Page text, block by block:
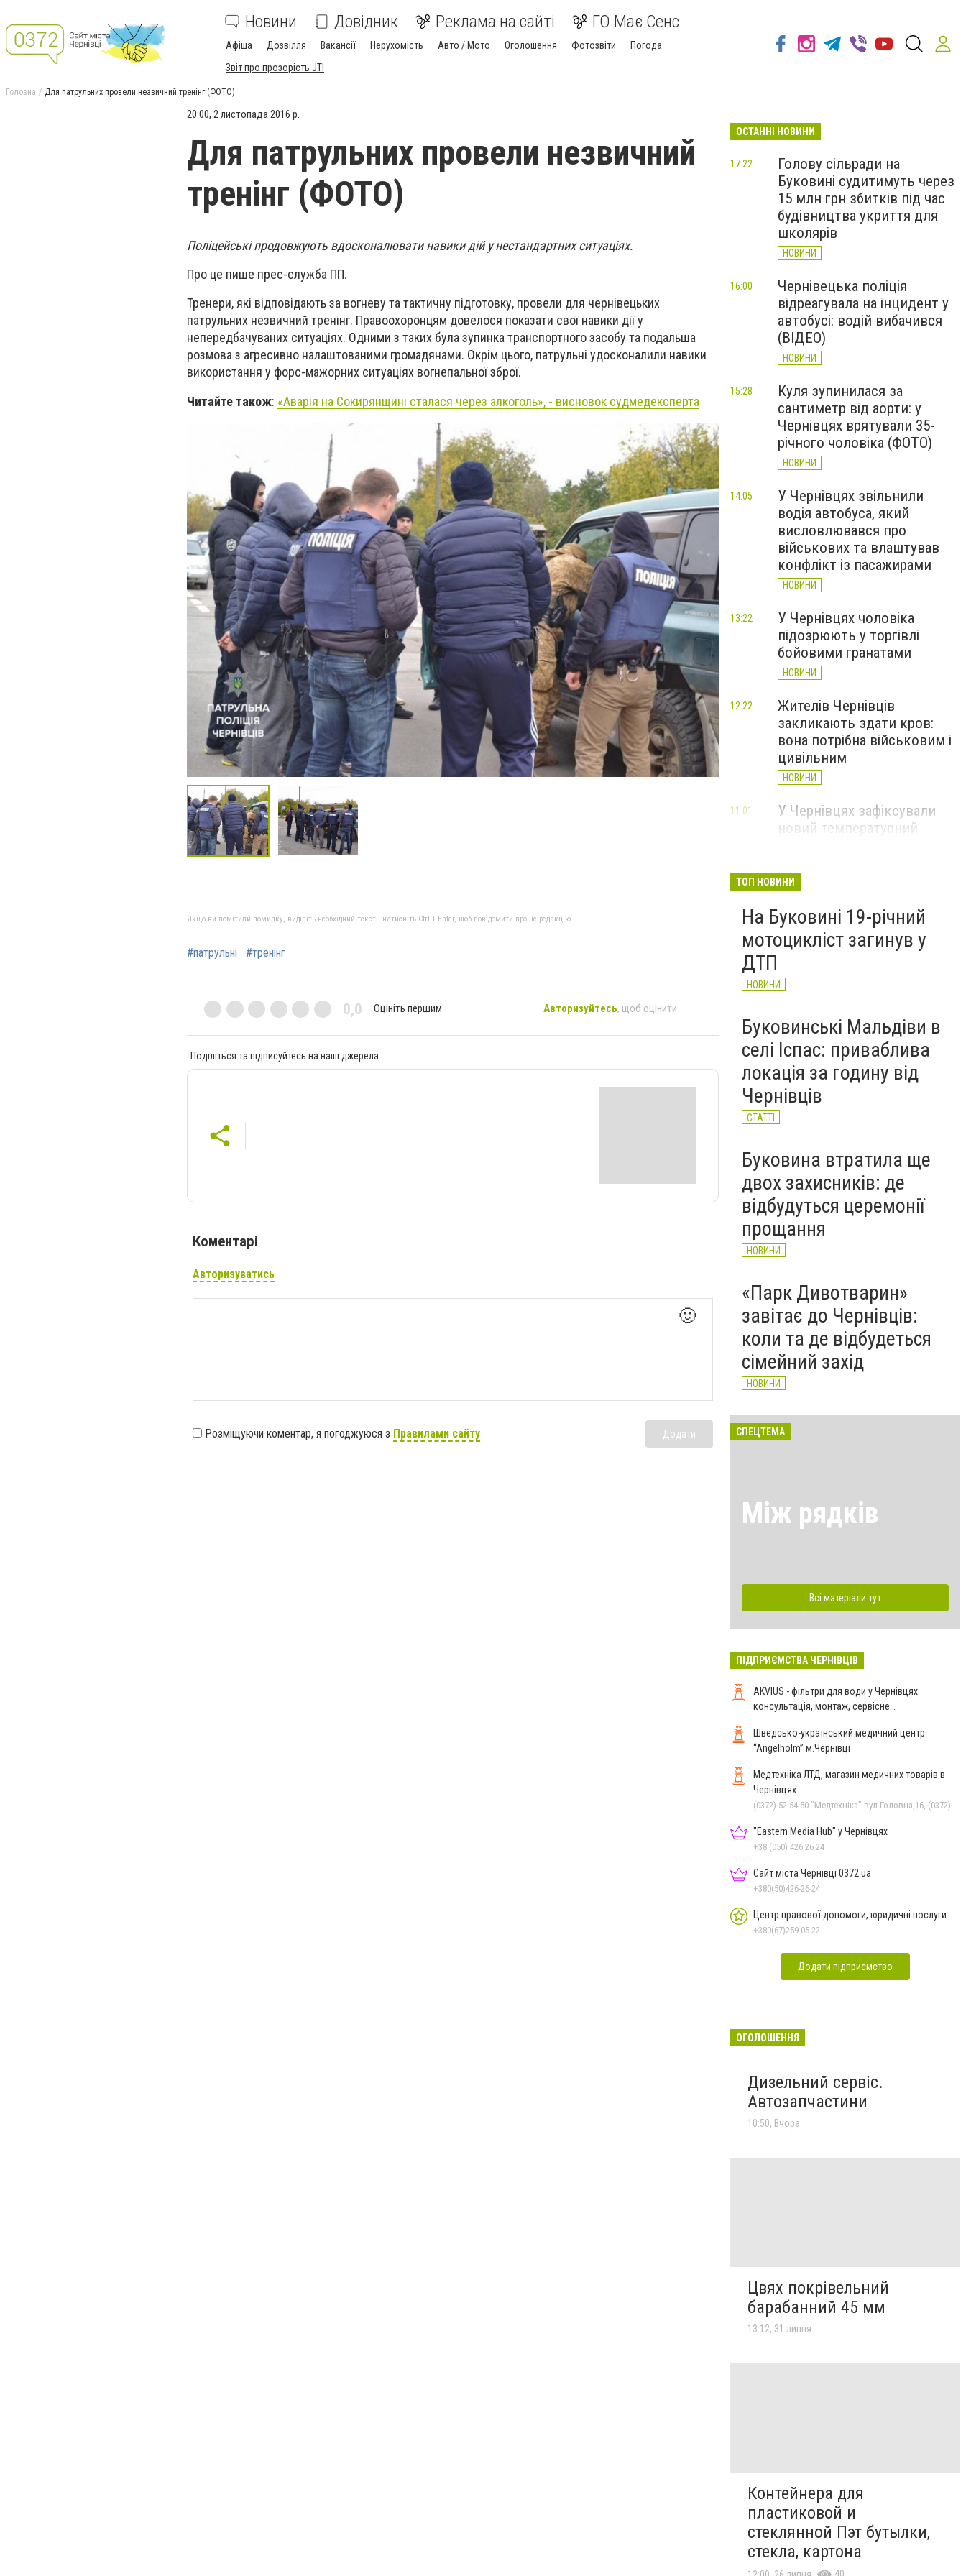
Новини Довідник Реклама на сайті ГО Має Сенс
Афіша Дозвілля Вакансії Нерухомість Авто / Мото Оголошення Фотозвіти
Погода
Звіт про прозорість JTI
Головна Для патрульних провели незвичний тренінг (ФОТО)
20:00, 2 листопада 2016 р.
Для патрульних провели незвичний
тренінг (ФОТО)
Поліцейські продовжують вдосконалювати навики дій у нестандартних ситуаціях.
Про це пише прес-служба ПП.
Тренери, які відповідають за вогневу та тактичну підготовку, провели для чернівецьких
патрульних незвичний тренінг. Правоохоронцям довелося показати свої навики дії у
непередбачуваних ситуаціях. Одними з таких була зупинка транспортного засобу та подальша
розмова з агресивно налаштованими громадянами. Окрім цього, патрульні удосконалили навики
використання у форс-мажорних ситуаціях вогнепальної зброї.
Читайте також: «Аварія на Сокирянщині сталася через алкоголь», - висновок судмедексперта
Якщо ви помітили помилку, виділіть необхідний текст і натисніть Ctrl + Enter, щоб повідомити про це редакцію
#патрульні #тренінг
0,0 Оцініть першим Авторизуйтесь, щоб оцінити
Поділіться та підписуйтесь на наші джерела
Коментарі
Авторизуватись
🙂
Розміщуючи коментар, я погоджуюся з Правилами сайту Додати
ОСТАННІ НОВИНИ
Голову сільради на
Буковині судитимуть через
15 млн грн збитків під час
будівництва укриття для
школярів
НОВИНИ
17:22
Чернівецька поліція
відреагувала на інцидент у
автобусі: водій вибачився
(ВІДЕО)
НОВИНИ
16:00
Куля зупинилася за
сантиметр від аорти: у
Чернівцях врятували 35-
річного чоловіка (ФОТО)
НОВИНИ
15:28
У Чернівцях звільнили
водія автобуса, який
висловлювався про
військових та влаштував
конфлікт із пасажирами
НОВИНИ
14:05
У Чернівцях чоловіка
підозрюють у торгівлі
бойовими гранатами
НОВИНИ
13:22
Жителів Чернівців
закликають здати кров:
вона потрібна військовим і
цивільним
НОВИНИ
12:22
У Чернівцях зафіксували
новий температурний
11:01
області обмежили рух
великовагового транспорту
НОВИНИ
ТОП НОВИНИ
На Буковині 19-річний
мотоцикліст загинув у
ДТП
НОВИНИ
Буковинські Мальдіви в
селі Іспас: приваблива
локація за годину від
Чернівців
СТАТТІ
Буковина втратила ще
двох захисників: де
відбудуться церемонії
прощання
НОВИНИ
«Парк Дивотварин»
завітає до Чернівців:
коли та де відбудеться
сімейний захід
НОВИНИ
СПЕЦТЕМА
Між рядків
Всі матеріали тут
ПІДПРИЄМСТВА ЧЕРНІВЦІВ
AKVIUS - фільтри для води у Чернівцях:
консультація, монтаж, сервісне
Шведсько-український медичний центр
“Angelholm” м.Чернівці
Медтехніка ЛТД, магазин медичних товарів в
Чернівцях
"Eastern Media Hub" у Чернівцях
+38 (050) 426 26 24
Сайт міста Чернівці 0372.ua
+380(50)426-26-24
Центр правової допомоги, юридичні послуги
+380(67)259-05-22
Додати підприємство
ОГОЛОШЕННЯ
Дизельний сервіс.
Автозапчастини
10:50, Вчора
Цвях покрівельний
барабанний 45 мм
13:12, 31 липня
Контейнера для
пластиковой и
стеклянной Пэт бутылки,
стекла, картона